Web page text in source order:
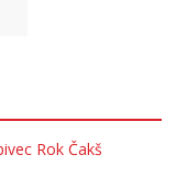
Rok Čakš